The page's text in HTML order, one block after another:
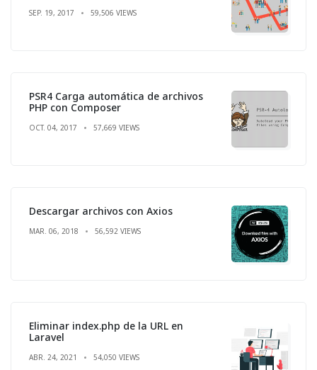
SEP. 19, 2017 59,506 VIEWS
PSR4 Carga automática de archivos
PHP con Composer
OCT. 04, 2017 57,669 VIEWS
Descargar archivos con Axios
MAR. 06, 2018 56,592 VIEWS
Eliminar index.php de la URL en
Laravel
ABR. 24, 2021 54,050 VIEWS